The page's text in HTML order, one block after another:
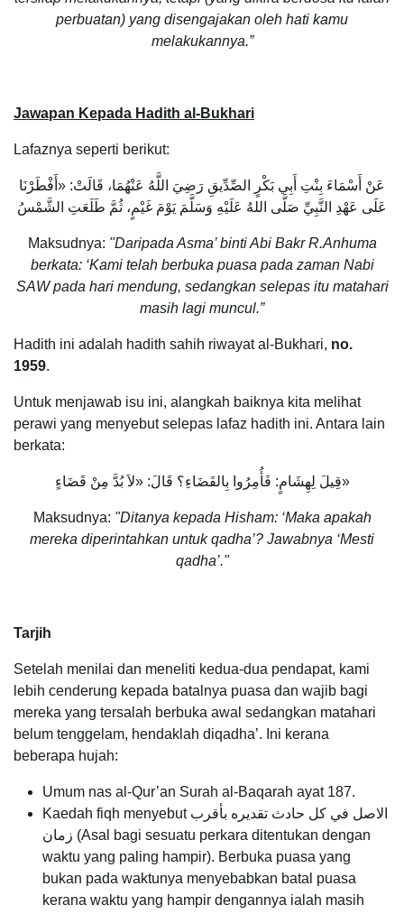
perbuatan) yang disengajakan oleh hati kamu
melakukannya.”
Jawapan Kepada Hadith al-Bukhari
Lafaznya seperti berikut:
عَنْ أَسْمَاءَ بِنْتِ أَبِي بَكْرٍ الصِّدِّيقِ رَضِيَ اللَّهُ عَنْهُمَا، قَالَتْ: «أَفْطَرْنَا
عَلَى عَهْدِ النَّبِيِّ صَلَّى اللهُ عَلَيْهِ وَسَلَّمَ يَوْمَ غَيْمٍ، ثُمَّ طَلَعَتِ الشَّمْسُ
Maksudnya: "Daripada Asma’ binti Abi Bakr R.Anhuma
berkata: ‘Kami telah berbuka puasa pada zaman Nabi
SAW pada hari mendung, sedangkan selepas itu matahari
masih lagi muncul.”
Hadith ini adalah hadith sahih riwayat al-Bukhari, no.
1959.
Untuk menjawab isu ini, alangkah baiknya kita melihat
perawi yang menyebut selepas lafaz hadith ini. Antara lain
berkata:
قِيلَ لِهِشَامٍ: فَأُمِرُوا بِالقَضَاءِ؟ قَالَ: «لاَ بُدَّ مِنْ قَضَاءٍ»
Maksudnya: "Ditanya kepada Hisham: ‘Maka apakah
mereka diperintahkan untuk qadha’? Jawabnya ‘Mesti
qadha’."
Tarjih
Setelah menilai dan meneliti kedua-dua pendapat, kami
lebih cenderung kepada batalnya puasa dan wajib bagi
mereka yang tersalah berbuka awal sedangkan matahari
belum tenggelam, hendaklah diqadha’. Ini kerana
beberapa hujah:
Umum nas al-Qur’an Surah al-Baqarah ayat 187.
Kaedah fiqh menyebut الاصل في كل حادث تقديره بأقرب
زمان (Asal bagi sesuatu perkara ditentukan dengan
waktu yang paling hampir). Berbuka puasa yang
bukan pada waktunya menyebabkan batal puasa
kerana waktu yang hampir dengannya ialah masih